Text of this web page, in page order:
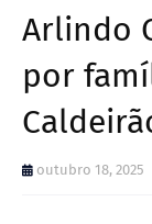
Arlindo
por
outubro 18, 2025